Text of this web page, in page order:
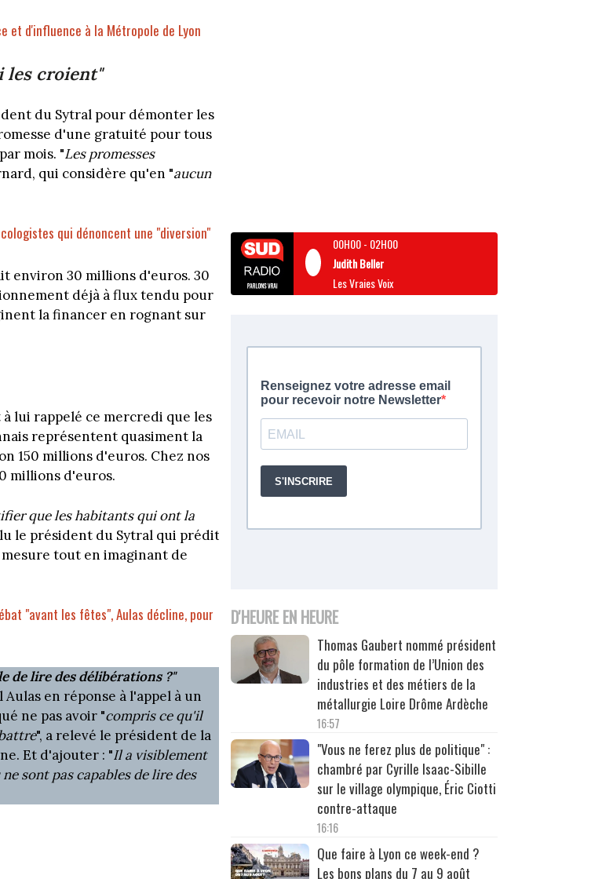
et d'influence à la Métropole de Lyon
les croient"
du Sytral pour démonter les
d'une gratuité pour tous
mois. "Les promesses
qui considère qu'en "aucun
qui dénoncent une "diversion"
environ 30 millions d'euros. 30
déjà à flux tendu pour
la financer en rognant sur
lui rappelé ce mercredi que les
représentent quasiment la
150 millions d'euros. Chez nos
millions d'euros.
que les habitants qui ont la
le président du Sytral qui prédit
tout en imaginant de
"avant les fêtes", Aulas décline, pour
de lire des délibérations ?"
en réponse à l'appel à un
ne pas avoir "compris ce qu'il
", a relevé le président de la
Et d'ajouter : "Il a visiblement
sont pas capables de lire des
00H00- 02H00
Judith Beller
Les Vraies Voix
D'HEURE EN HEURE
Thomas Gaubert nommé président
du pôle formation de l’Union des
industries et des métiers de la
métallurgie Loire Drôme Ardèche
16:57
"Vous ne ferez plus de politique" :
chambré par Cyrille Isaac-Sibille
sur le village olympique, Éric Ciotti
contre-attaque
16:16
Que faire à Lyon ce week-end ?
Les bons plans du 7 au 9 août